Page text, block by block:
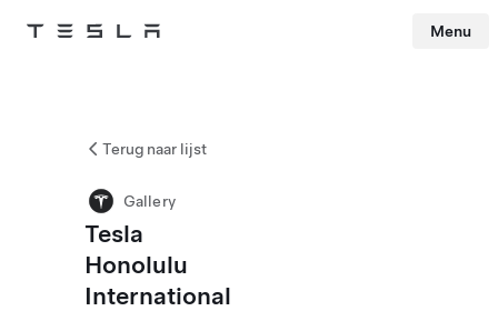
Tesla Menu
Terug naar lijst
Gallery
Tesla
Honolulu
International